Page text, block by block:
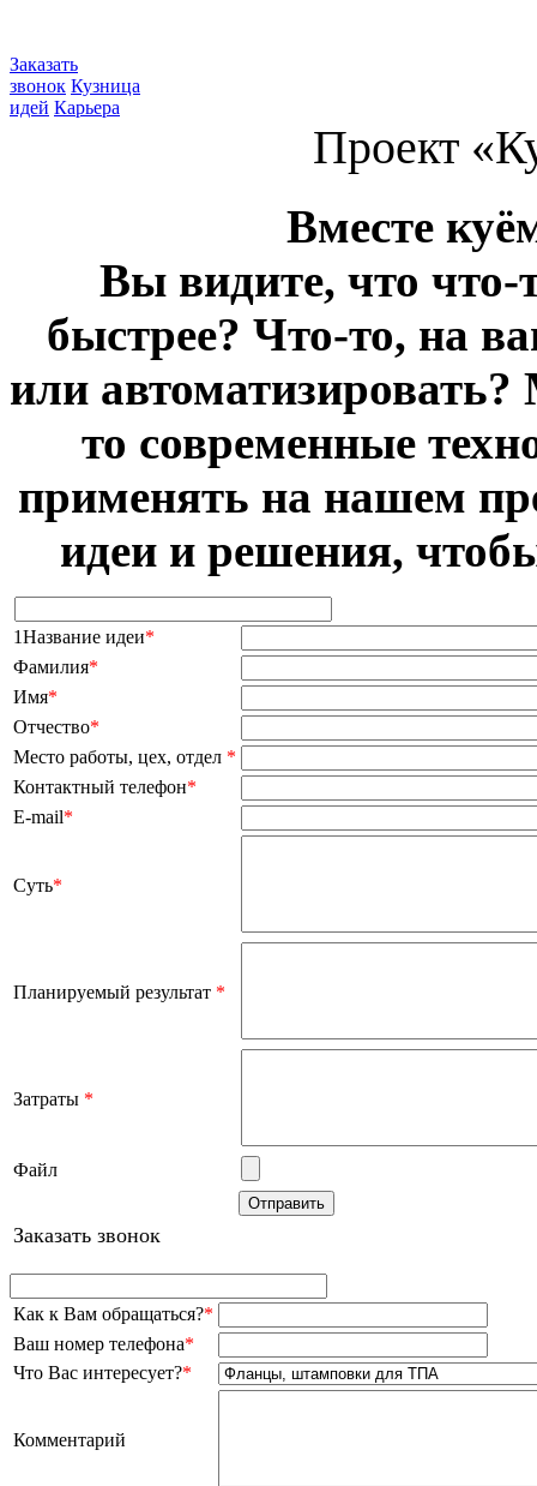
Заказать
звонок Кузница
идей Карьера
Проект
Вместе
Вы видите, что
быстрее? Что-то, на
или
то современные
применять на нашем
идеи и решения,
1Название идеи*
Фамилия*
Имя*
Отчество*
Место работы, цех, отдел *
Контактный телефон*
E-mail*
Суть*
Планируемый результат *
Затраты *
Файл
Заказать звонок
Как к Вам обращаться?*
Ваш номер телефона*
Что Вас интересует?*
Комментарий